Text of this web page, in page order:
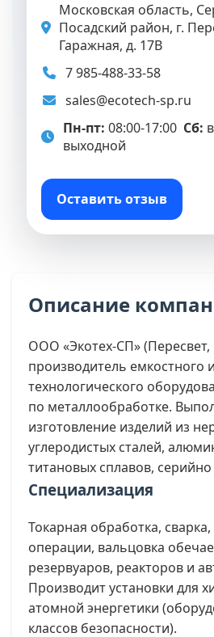
Московская область,
Посадский район, г.
Гаражная, д. 17В
7 985-488-33-58
sales@ecotech-sp.ru
Пн-пт: 08:00-17:00 Сб:
выходной
Оставить отзыв
Описание
ООО «Экотех-СП»
производитель емкостного и
технологического
по металлообработке.
изготовление изделий из
углеродистых сталей,
титановых сплавов, серийно
Специализация
Токарная обработка,
операции, вальцовка
резервуаров, реакторов и
Производит установки для
атомной энергетики
классов безопасности).